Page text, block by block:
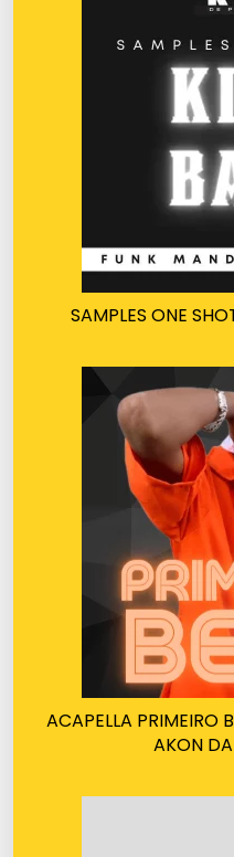
SAMPLES ONE
ACAPELLA PRIMEIRO
AKON